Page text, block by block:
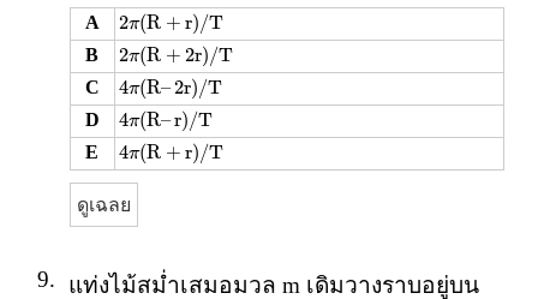
A 2π(R + r)/T
2π(R+r)/T
B 2π(R + 2r)/T
2π(R+2r)/T
C 4π(R–2r)/T
4π(R–2r)/T
D 4π(R–r)/T
4π(R–r)/T
E 4π(R + r)/T
4π(R+r)/T
ดูเฉลย
9.
แท่งไม้สม่ำเสมอมวล m เดิมวางราบอยู่บน